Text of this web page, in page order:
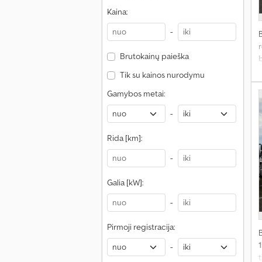
Kaina:
-
Brutokainų paieška
Tik su kainos nurodymu
Gamybos metai:
-
Rida [km]:
-
Galia [kW]:
-
Pirmoji registracija:
-